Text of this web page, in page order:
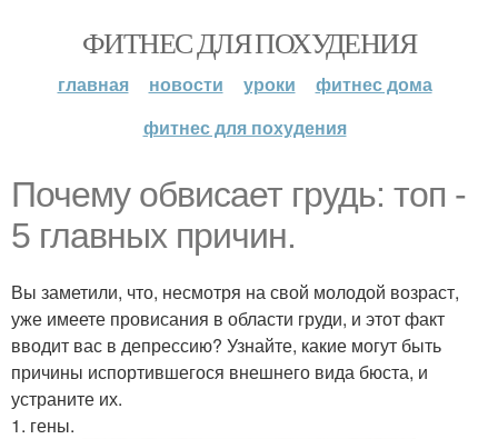
ФИТНЕС ДЛЯ ПОХУДЕНИЯ
главная новости уроки
фитнес дома
фитнес для похудения
Почему обвисает грудь: топ -
5 главных причин.
Вы заметили, что, несмотря на свой молодой возраст,
уже имеете провисания в области груди, и этот факт
вводит вас в депрессию? Узнайте, какие могут быть
причины испортившегося внешнего вида бюста, и
устраните их.
1. гены.